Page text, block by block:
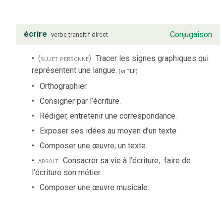
écrire verbe transitif direct Conjugaison
(sujet personne) Tracer les signes graphiques qui
représentent une langue. (inTLF)
Orthographier.
Consigner par l’écriture.
Rédiger, entretenir une correspondance.
Exposer ses idées au moyen d’un texte.
Composer une œuvre, un texte.
absolt Consacrer sa vie à l’écriture; faire de
l’écriture son métier.
Composer une œuvre musicale.